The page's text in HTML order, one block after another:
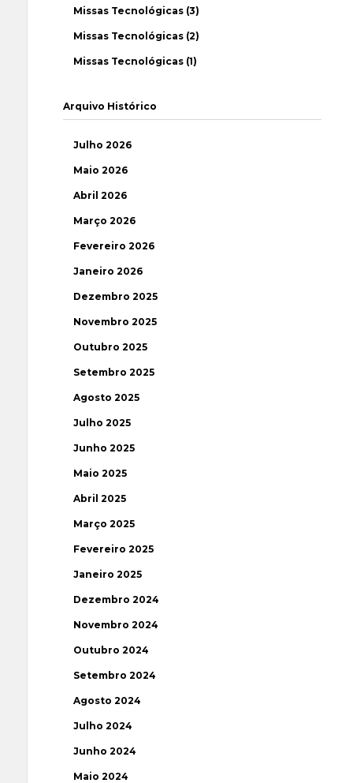
Missas Tecnológicas (3)
Missas Tecnológicas (2)
Missas Tecnológicas (1)
Arquivo Histórico
Julho 2026
Maio 2026
Abril 2026
Março 2026
Fevereiro 2026
Janeiro 2026
Dezembro 2025
Novembro 2025
Outubro 2025
Setembro 2025
Agosto 2025
Julho 2025
Junho 2025
Maio 2025
Abril 2025
Março 2025
Fevereiro 2025
Janeiro 2025
Dezembro 2024
Novembro 2024
Outubro 2024
Setembro 2024
Agosto 2024
Julho 2024
Junho 2024
Maio 2024